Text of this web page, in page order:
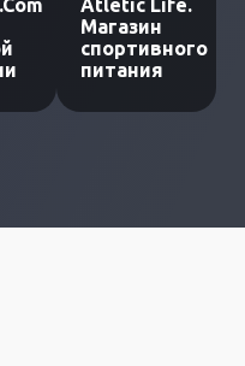
Atletic Life.
Магазин
спортивного
питания